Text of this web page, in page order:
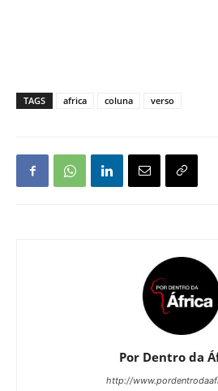
TAGS africa coluna verso
Por Dentro da
http://